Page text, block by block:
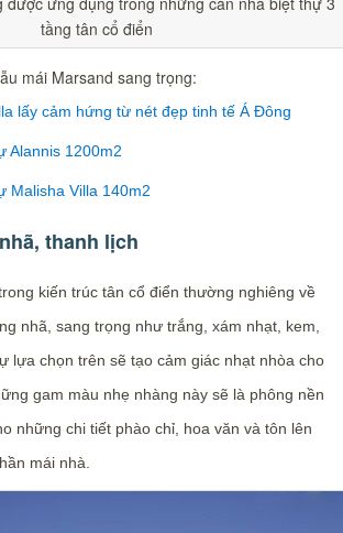
tầng tân cổ điển
mái Marsand sang trọng:
lấy cảm hứng từ nét đẹp tinh tế Á Đông
Alannis 1200m2
Malisha Villa 140m2
thanh lịch
kiến trúc tân cổ điển thường nghiêng về
nhã, sang trọng như trắng, xám nhạt, kem,
lựa chọn trên sẽ tạo cảm giác nhạt nhòa cho
gam màu nhẹ nhàng này sẽ là phông nền
những chi tiết phào chỉ, hoa văn và tôn lên
mái nhà.